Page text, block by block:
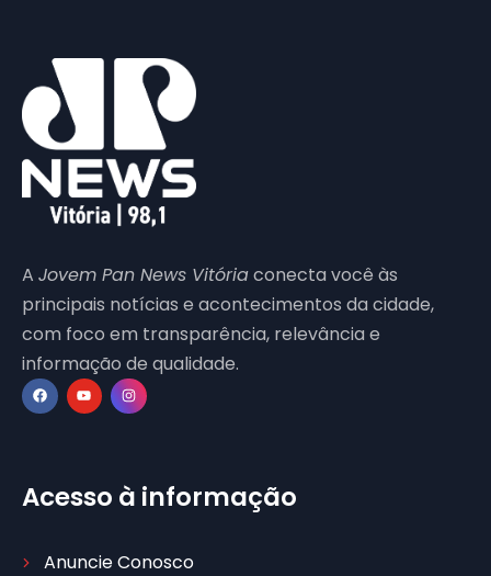
A Jovem Pan News Vitóriaconecta você às
principais notícias e acontecimentos da cidade,
com foco em transparência, relevância e
informação de qualidade.
Acesso à informação
Anuncie Conosco